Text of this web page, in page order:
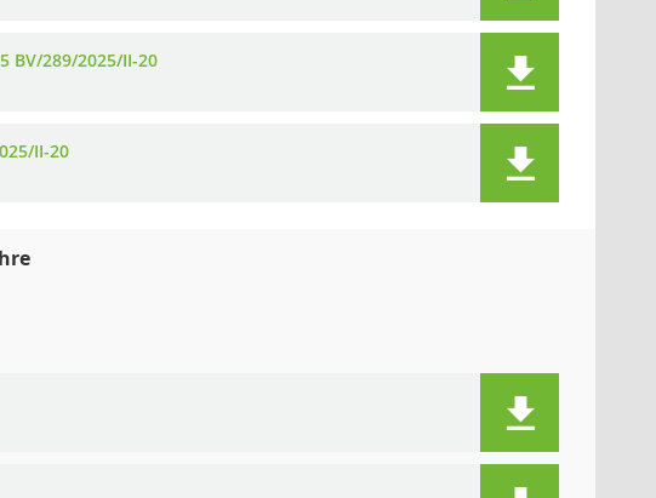
BV/289/2025/II-20
II-20